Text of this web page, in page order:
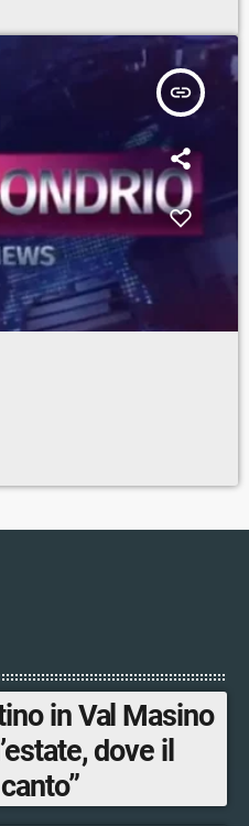
insert_link
in Val Masino
dove il